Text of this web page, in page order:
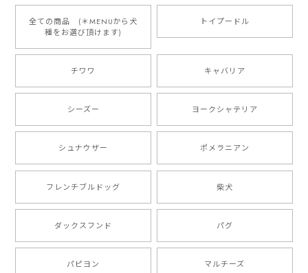
とっても可愛くて、わんちゃんの名前や電話番号も分か
りやすくて最高です！ ありがとうございました❁⃘*.ﾟ
ご縁がありましたら、またよろしくお願いいたします。
【 自然に囲まれた ダックスフンド 】 キャニスター 保存容器 お家用 プレゼント 犬 ペット うちの子 犬グッズ
【 ボーダーコリー 水彩画風 毛色4色 】 手帳 スマホケース 犬 うちの子 iPhone & Android
ったです。 ご連絡が取りづらい点だけ少し不安になり
ましたが、商品の素敵さでチャラです。 本当に可愛
い。ありがとうございます。
全ての商品 (＊MENUから犬
種をお選び頂けます)
トイプードル
チワワ キャバリア
シーズー ヨークシャテリア
シュナウザー ポメラニアン
フレンチブルドッグ 柴犬
ダックスフンド パグ
パピヨン マルチーズ